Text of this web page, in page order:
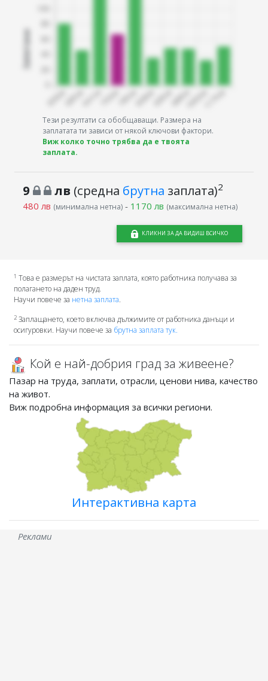
Тези резултати са обобщаващи. Размера на
заплатата ти зависи от някой ключови фактори.
Виж колко точно трябва да е твоята
заплата.
9 лв (средна брутна заплата)2
480 лв (минимална нетна)- 1170 лв (максимална нетна)
КЛИКНИ ЗА ДА ВИДИШ ВСИЧКО
1 Това е размерът на чистата заплата, която работника получава за
полагането на даден труд.
Научи повече за нетна заплата.
2Заплащането, което включва дължимите от работника данъци и
осигуровки. Научи повече за брутна заплата тук.
Кой е най-добрия град за живеене?
Пазар на труда, заплати, отрасли, ценови нива, качество
на живот.
Виж подробна информация за всички региони.
Интерактивна карта
Реклами